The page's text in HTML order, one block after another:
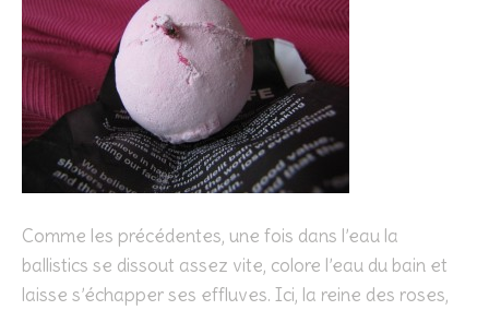
Comme les précédentes, une fois dans l’eau la
ballistics se dissout assez vite, colore l’eau du bain et
laisse s’échapper ses effluves. Ici, la reine des roses,